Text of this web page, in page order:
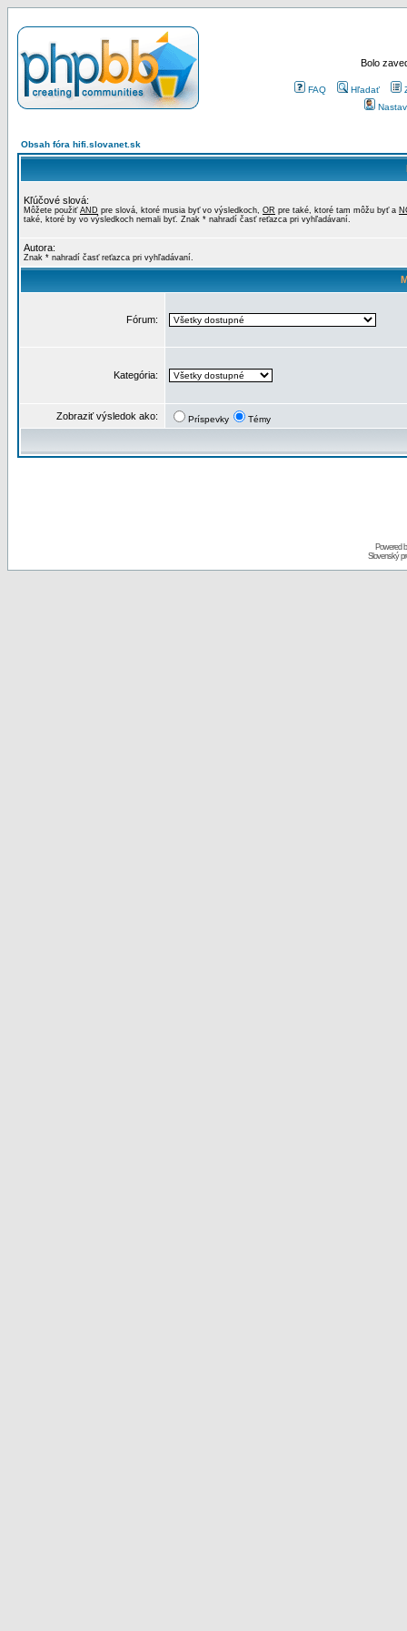
Bolo
FAQ Hľadať
Obsah fóra hifi.slovanet.sk
Kľúčové slová:
Môžete použiť AND pre slová, ktoré musia byť vo výsledkoch, OR pre také, ktoré tam môžu byť a
také, ktoré by vo výsledkoch nemali byť. Znak * nahradí časť reťazca pri vyhľadávaní.
Autora:
Znak * nahradí časť reťazca pri vyhľadávaní.
Fórum:
Kategória:
Zobraziť výsledok ako: Príspevky Témy
Powered
Slovenský